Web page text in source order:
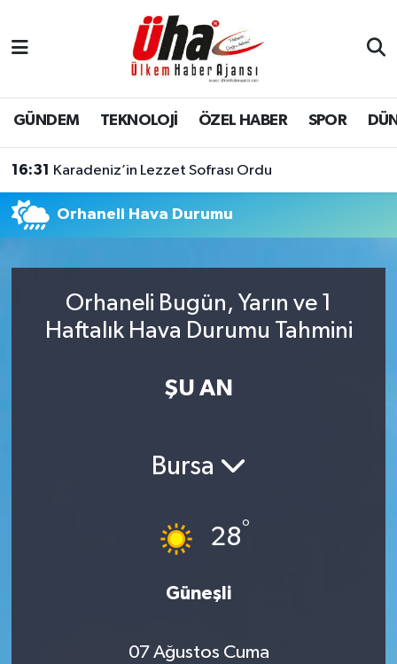
GÜNDEM TEKNOLOJİ ÖZEL HABER SPOR
16:31 Karadeniz’in Lezzet Sofrası Ordu
Orhaneli Hava Durumu
Orhaneli Bugün, Yarın ve 1
Haftalık Hava Durumu Tahmini
ŞU AN
Bursa
28°
Güneşli
07 Ağustos Cuma
İstanbul Nöbetçi Eczaneler
İstanbul Hava Durumu
Tüm Manşetler
Son Dakika Haberleri